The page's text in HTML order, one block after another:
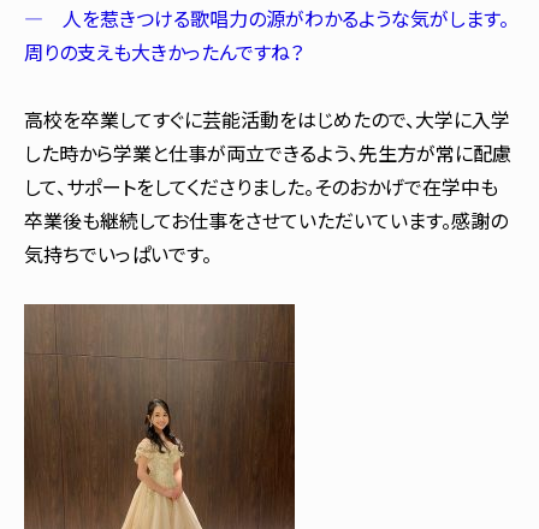
― 人を惹きつける歌唱力の源がわかるような気がします。
周りの支えも大きかったんですね？
高校を卒業してすぐに芸能活動をはじめたので、大学に入学
した時から学業と仕事が両立できるよう、先生方が常に配慮
して、サポートをしてくださりました。そのおかげで在学中も
卒業後も継続してお仕事をさせていただいています。感謝の
気持ちでいっぱいです。